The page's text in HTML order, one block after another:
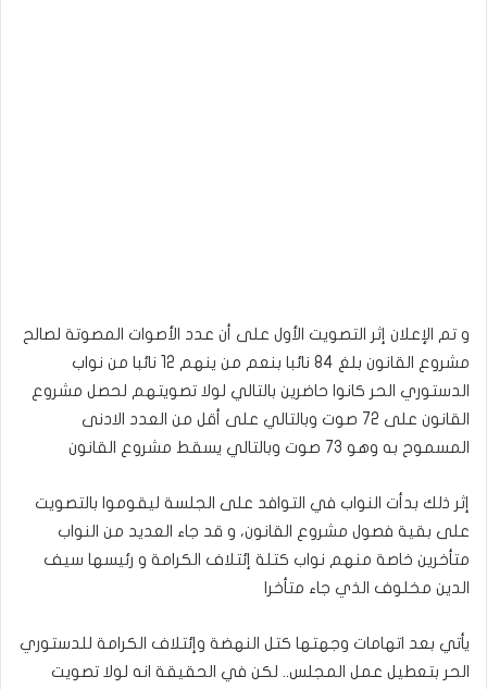
و تم الإعلان إثر التصويت الأول على أن عدد الأصوات المصوتة لصالح
مشروع القانون بلغ 84 نائبا بنعم من ينهم 12 نائبا من نواب
الدستوري الحر كانوا حاضرين بالتالي لولا تصويتهم لحصل مشروع
القانون على 72 صوت وبالتالي على أقل من العدد الادنى
المسموح به وهو 73 صوت وبالتالي يسقط مشروع القانون
إثر ذلك بدأت النواب في التوافد على الجلسة ليقوموا بالتصويت
على بقية فصول مشروع القانون، و قد جاء العديد من النواب
متأخرين خاصة منهم نواب كتلة إئتلاف الكرامة و رئيسها سيف
الدين مخلوف الذي جاء متأخرا
يأتي بعد اتهامات وجهتها كتل النهضة وإئتلاف الكرامة للدستوري
الحر بتعطيل عمل المجلس.. لكن في الحقيقة انه لولا تصويت